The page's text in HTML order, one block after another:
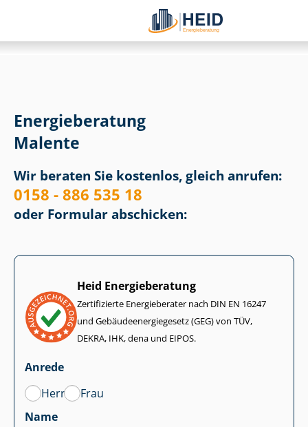
Energieberatung
Malente
Wir beraten Sie kostenlos, gleich anrufen:
0158 - 886 535 18
oder Formular abschicken:
Heid Energieberatung
Zertifizierte Energieberater nach DIN EN 16247
und Ge­bäu­de­en­er­gie­ge­setz (GEG) von TÜV,
DEKRA, IHK, dena und EIPOS.
Anrede
Herr
Frau
Name